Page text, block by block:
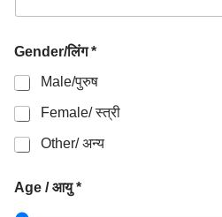
Gender/लिंग *
Male/पुरुष
Female/ स्त्री
Other/ अन्य
Age / आयु *